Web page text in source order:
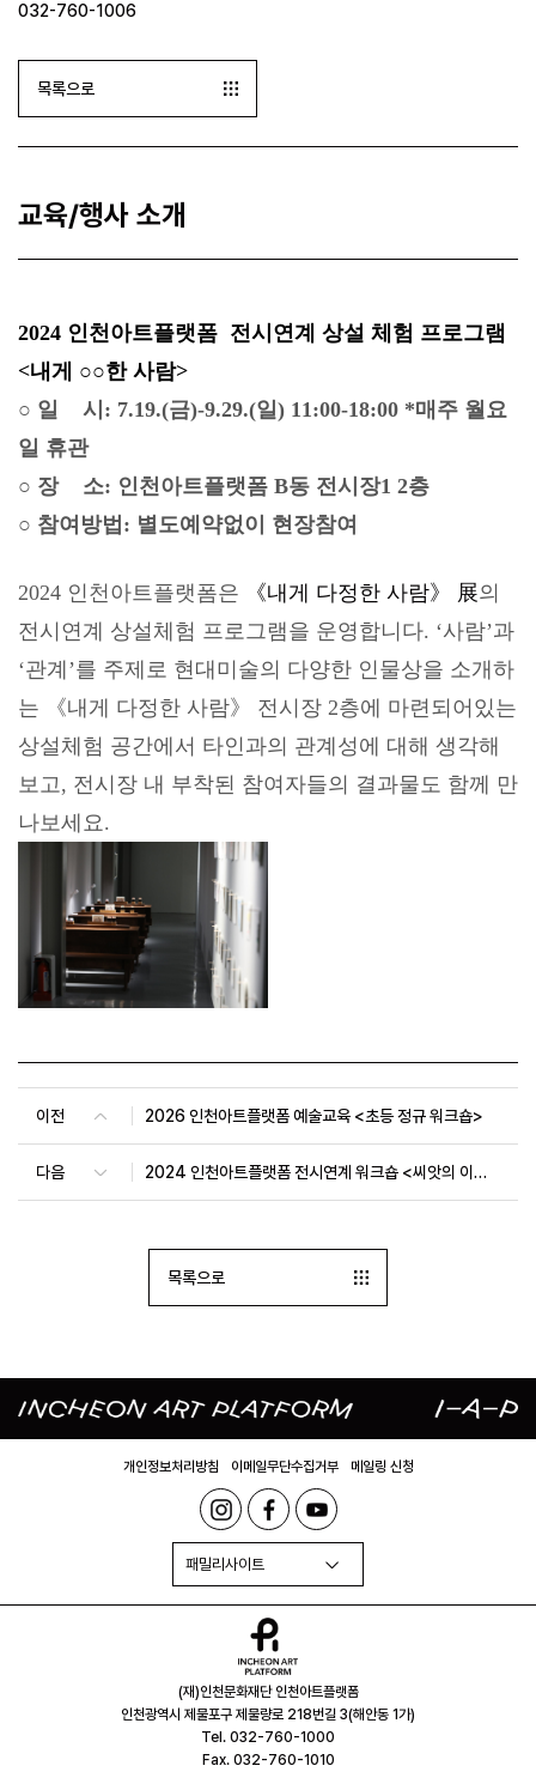
032-760-1006
목록으로
교육/행사 소개
2024 인천아트플랫폼 전시연계 상설 체험 프로그램
<내게 ○○한 사람>
○ 일 시: 7.19.(금)-9.29.(일) 11:00-18:00 *매주 월요
일 휴관
○ 장 소: 인천아트플랫폼 B동 전시장1 2층
○ 참여방법: 별도예약없이 현장참여
2024 인천아트플랫폼은 《내게 다정한 사람》 展의
전시연계 상설체험 프로그램을 운영합니다. ‘사람’과
‘관계’를 주제로 현대미술의 다양한 인물상을 소개하
는 《내게 다정한 사람》 전시장 2층에 마련되어있는
상설체험 공간에서 타인과의 관계성에 대해 생각해
보고, 전시장 내 부착된 참여자들의 결과물도 함께 만
나보세요.
이전 2026 인천아트플랫폼 예술교육 <초등 정규 워크숍>
다음 2024 인천아트플랫폼 전시연계 워크숍 <씨앗의 이주를 허하라: 북녘의 콩과 쌀>
목록으로
개인정보처리방침 이메일무단수집거부 메일링 신청
패밀리사이트
(재)인천문화재단 인천아트플랫폼
인천광역시 제물포구 제물량로 218번길 3(해안동 1가)
Tel. 032-760-1000
Fax. 032-760-1010